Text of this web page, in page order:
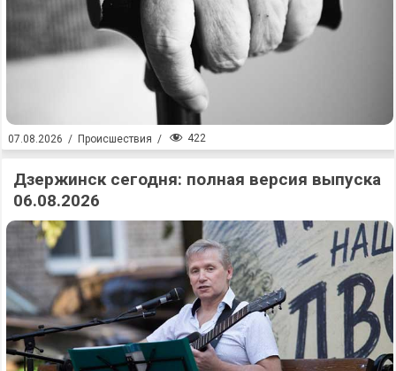
07.08.2026 / Происшествия / 422
Дзержинск сегодня: полная версия выпуска
06.08.2026